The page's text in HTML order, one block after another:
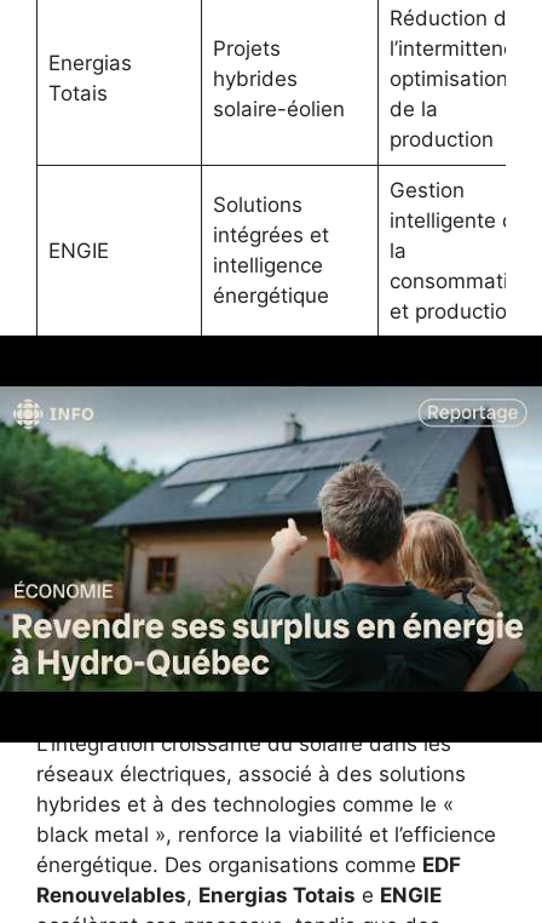
Energias
Totais
Projets
hybrides
solaire-éolien
Réduction de
l’intermittence,
optimisation
de la
production
ENGIE
Solutions
intégrées et
intelligence
énergétique
Gestion
intelligente de
la
consommation
et production
Les perspectives d’optimisation énergétique pas
seulement dans les modules mais aussi dans
les infrastructures électriques sont
fondamentales. À ce sujet,de nombreuses
innovations promettent d’améliorer encore le
rendement global des installations solaires.
Un avenir durable alimenté
par le solaire et ses
innovations
L’intégration croissante du solaire dans les
réseaux électriques, associé à des solutions
hybrides et à des technologies comme le «
black metal », renforce la viabilité et l’efficience
énergétique. Des organisations comme EDF
Renouvelables, Energias Totais e ENGIE